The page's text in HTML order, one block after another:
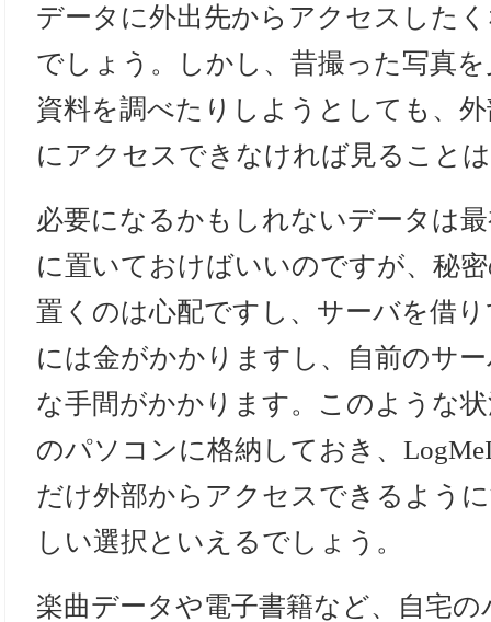
データに外出先からアクセスした
でしょう。しかし、昔撮った写真
資料を調べたりしようとしても、
にアクセスできなければ見ること
必要になるかもしれないデータは
に置いておけばいいのですが、秘
置くのは心配ですし、サーバを借
には金がかかりますし、自前のサ
な手間がかかります。このような
のパソコンに格納しておき、
だけ外部からアクセスできるよう
しい選択といえるでしょう。
楽曲データや電子書籍など、自宅